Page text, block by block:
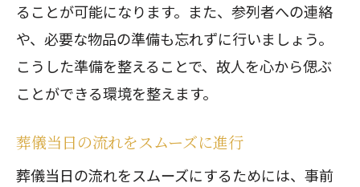
ることが可能になります。また、参列者への連絡
や、必要な物品の準備も忘れずに行いましょう。
こうした準備を整えることで、故人を心から偲ぶ
ことができる環境を整えます。
葬儀当日の流れをスムーズに進行
葬儀当日の流れをスムーズにするためには、事前